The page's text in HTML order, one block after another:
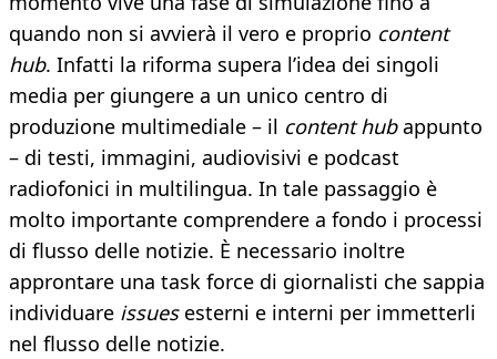
quando non si avvierà il vero e proprio content
hub. Infatti la riforma supera l’idea dei singoli
media per giungere a un unico centro di
produzione multimediale – il content hubappunto
– di testi, immagini, audiovisivi e podcast
radiofonici in multilingua. In tale passaggio è
molto importante comprendere a fondo i processi
di flusso delle notizie. È necessario inoltre
approntare una task force di giornalisti che sappia
individuare issuesesterni e interni per immetterli
nel flusso delle notizie.